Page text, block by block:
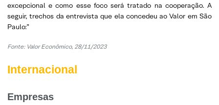
excepcional e como esse foco será tratado na cooperação. A
seguir, trechos da entrevista que ela concedeu ao Valor em São
Paulo:”
Fonte: Valor Econômico, 28/11/2023
Internacional
Empresas